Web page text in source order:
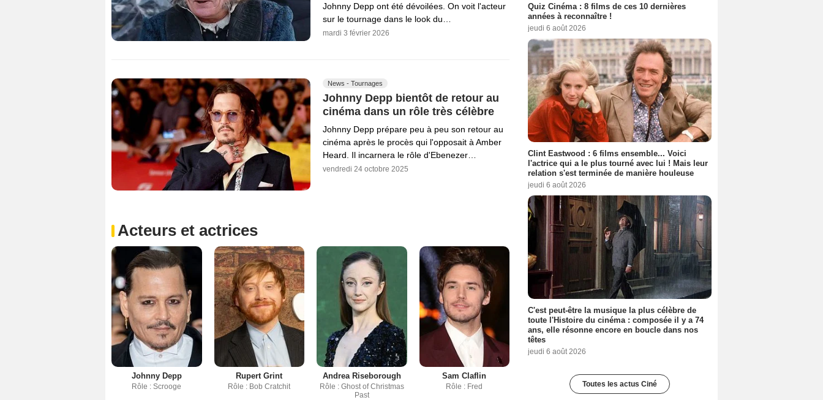
Johnny Depp ont été dévoilées. On voit l'acteur
sur le tournage dans le look du…
mardi 3 février 2026
News - Tournages
Johnny Depp bientôt de retour au
cinéma dans un rôle très célèbre
Johnny Depp prépare peu à peu son retour au
cinéma après le procès qui l'opposait à Amber
Heard. Il incarnera le rôle d'Ebenezer…
vendredi 24 octobre 2025
Acteurs et actrices
Johnny Depp
Rôle : Scrooge
Rupert Grint
Rôle : Bob Cratchit
Andrea Riseborough
Rôle : Ghost of Christmas
Past
Sam Claflin
Rôle : Fred
Quiz Cinéma : 8 films de ces 10 dernières
années à reconnaître !
jeudi 6 août 2026
Clint Eastwood : 6 films ensemble... Voici
l'actrice qui a le plus tourné avec lui ! Mais leur
relation s'est terminée de manière houleuse
jeudi 6 août 2026
C'est peut-être la musique la plus célèbre de
toute l'Histoire du cinéma : composée il y a 74
ans, elle résonne encore en boucle dans nos
têtes
jeudi 6 août 2026
Toutes les actus Ciné